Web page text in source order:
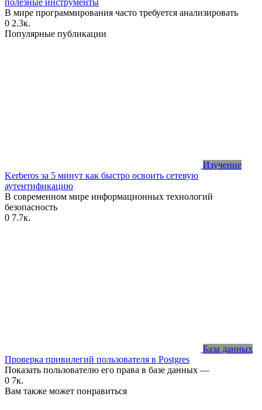
В мире программирования часто требуется анализировать
0 2.3к.
Популярные публикации
Изучение
Kerberos за 5 минут как быстро освоить сетевую
аутентификацию
В современном мире информационных технологий
безопасность
0 7.7к.
База данных
Проверка привилегий пользователя в Postgres
Показать пользователю его права в базе данных —
0 7к.
Вам также может понравиться